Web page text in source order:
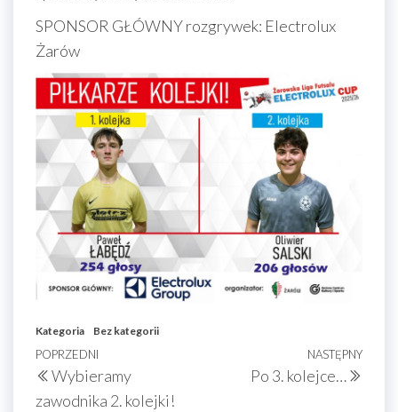
SPONSOR GŁÓWNY rozgrywek: Electrolux
Żarów
Kategoria Bez kategorii
Nawigacja
wpisu
Poprzedni
wpis
POPRZEDNI
Wybieramy
zawodnika 2. kolejki!
NASTĘPNY
Po 3. kolejce…